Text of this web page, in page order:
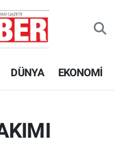
DÜNYA EKONOMİ